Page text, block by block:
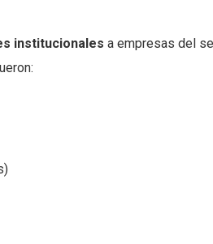
institucionales a empresas del